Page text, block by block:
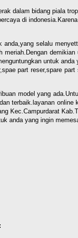
dalam bidang piala
di
selalu
meriah.Dengan
untuk
part reser,spare
model yang
terbaik.layanan
Kec.Campurdarat
anda yang ingin